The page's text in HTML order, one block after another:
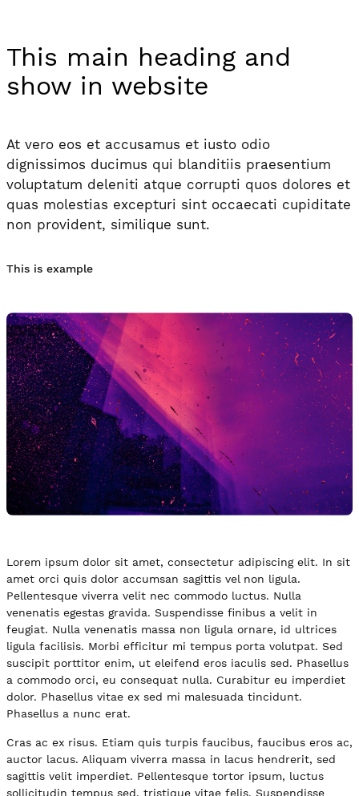
This main heading and
show in website
At vero eos et accusamus et iusto odio
dignissimos ducimus qui blanditiis praesentium
voluptatum deleniti atque corrupti quos dolores et
quas molestias excepturi sint occaecati cupiditate
non provident, similique sunt.
This is example
Lorem ipsum dolor sit amet, consectetur adipiscing elit. In sit
amet orci quis dolor accumsan sagittis vel non ligula.
Pellentesque viverra velit nec commodo luctus. Nulla
venenatis egestas gravida. Suspendisse finibus a velit in
feugiat. Nulla venenatis massa non ligula ornare, id ultrices
ligula facilisis. Morbi efficitur mi tempus porta volutpat. Sed
suscipit porttitor enim, ut eleifend eros iaculis sed. Phasellus
a commodo orci, eu consequat nulla. Curabitur eu imperdiet
dolor. Phasellus vitae ex sed mi malesuada tincidunt.
Phasellus a nunc erat.
Cras ac ex risus. Etiam quis turpis faucibus, faucibus eros ac,
auctor lacus. Aliquam viverra massa in lacus hendrerit, sed
sagittis velit imperdiet. Pellentesque tortor ipsum, luctus
sollicitudin tempus sed, tristique vitae felis. Suspendisse